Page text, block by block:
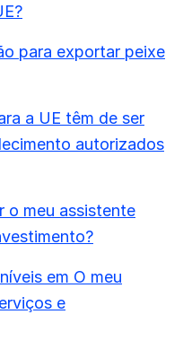
para exportar peixe
a UE têm de ser
autorizados
o meu assistente
em O meu
e